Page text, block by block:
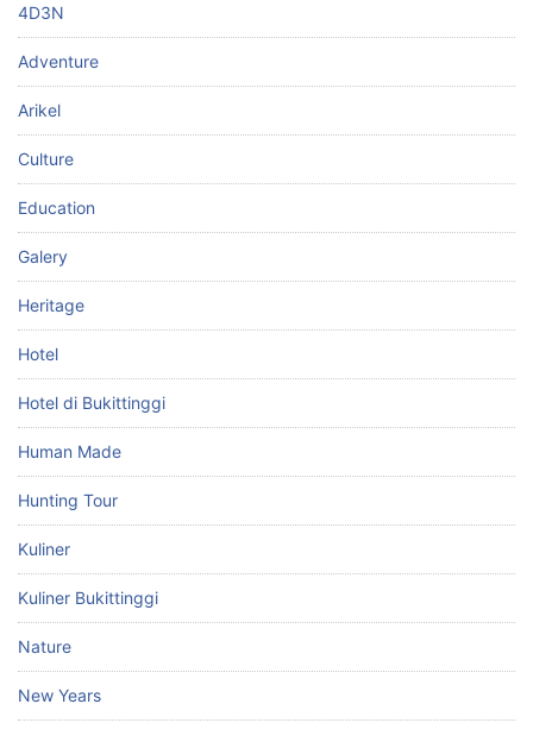
4D3N
Adventure
Arikel
Culture
Education
Galery
Heritage
Hotel
Hotel di Bukittinggi
Human Made
Hunting Tour
Kuliner
Kuliner Bukittinggi
Nature
New Years